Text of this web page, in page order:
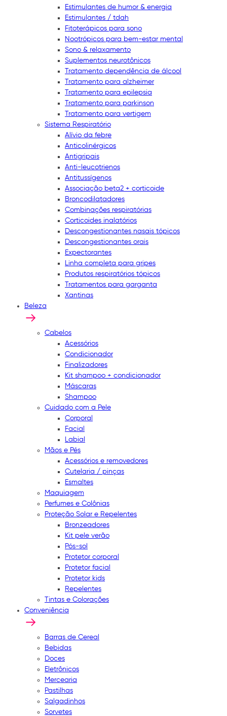
Estimulantes de humor & energia
Estimulantes / tdah
Fitoterápicos para sono
Nootrópicos para bem-estar mental
Sono & relaxamento
Suplementos neurotônicos
Tratamento dependência de álcool
Tratamento para alzheimer
Tratamento para epilepsia
Tratamento para parkinson
Tratamento para vertigem
Sistema Respiratório
Alívio da febre
Anticolinérgicos
Antigripais
Anti-leucotrienos
Antitussígenos
Associação beta2 + corticoide
Broncodilatadores
Combinações respiratórias
Corticoides inalatórios
Descongestionantes nasais tópicos
Descongestionantes orais
Expectorantes
Linha completa para gripes
Produtos respiratórios tópicos
Tratamentos para garganta
Xantinas
Beleza
Cabelos
Acessórios
Condicionador
Finalizadores
Kit shampoo + condicionador
Máscaras
Shampoo
Cuidado com a Pele
Corporal
Facial
Labial
Mãos e Pés
Acessórios e removedores
Cutelaria / pinças
Esmaltes
Maquiagem
Perfumes e Colônias
Proteção Solar e Repelentes
Bronzeadores
Kit pele verão
Pós-sol
Protetor corporal
Protetor facial
Protetor kids
Repelentes
Tintas e Colorações
Conveniência
Barras de Cereal
Bebidas
Doces
Eletrônicos
Mercearia
Pastilhas
Salgadinhos
Sorvetes